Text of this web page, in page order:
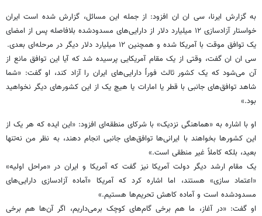
به گزارش ایرنا، سی ان ان افزود: از جمله این مسائل، گزارش شده است ایران
خواستار آزادسازی ۱۲ میلیارد دلار از دارایی‌های مسدودشده بلافاصله پس از امضای
یک توافق موقت با آمریکا شده و همچنین ۱۲ میلیارد دلار دیگر در مرحله‌ای بعدی.
سی ان ان گفت، وقتی از یک مقام آمریکایی پرسیده شد که آیا این توافق مانع از
آن می‌شود که یک کشور ثالث فوراً دارایی‌های ایران را آزاد کند، او گفت: «شما
شاهد توافق‌های جانبی با قطر یا امارات یا هیچ یک از این کشورهای دیگر نخواهید
بود.»
او با اشاره به «هماهنگی نزدیک» با شرکای منطقه‌ای افزود: «این ایده که هر یک از
این کشورها بخواهند با ایرانی‌ها توافق‌های جانبی انجام دهند، به نظر من نه‌تنها
بعید، بلکه کاملاً غیر منطقی است.»
یک مقام ارشد دیگر دولت آمریکا نیز گفت که آمریکا و ایران در «مراحل اولیه»
«اعتماد سازی» هستند، اما اشاره کرد که آمریکا «آماده آزادسازی دارایی‌های
مسدودشده است و آماده کاهش تحریم‌ها هستیم.»
او گفت: «در آغاز، ما هم برخی گام‌های کوچک برمی‌داریم، اگر آن‌ها هم برخی